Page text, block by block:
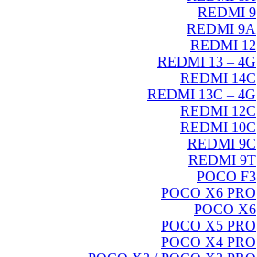
REDMI 9
REDMI 9A
REDMI 12
REDMI 13 – 4G
REDMI 14C
REDMI 13C – 4G
REDMI 12C
REDMI 10C
REDMI 9C
REDMI 9T
POCO F3
POCO X6 PRO
POCO X6
POCO X5 PRO
POCO X4 PRO